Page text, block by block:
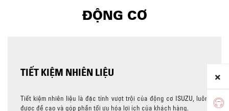
ĐỘNG CƠ
TIẾT KIỆM NHIÊN LIỆU
Tiết kiệm nhiên liệu là đặc tính vượt trội của động cơ ISUZU, luôn
được đề cao và góp phần tối ưu hóa lợi ích của khách hàng.